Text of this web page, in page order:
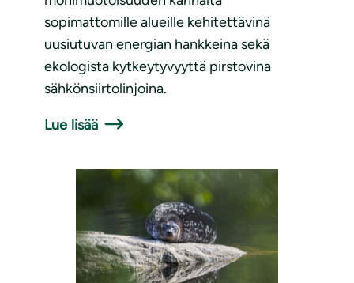
sopimattomille alueille kehitettävinä
uusiutuvan energian hankkeina sekä
ekologista kytkeytyvyyttä pirstovina
sähkönsiirtolinjoina.
Lue lisää